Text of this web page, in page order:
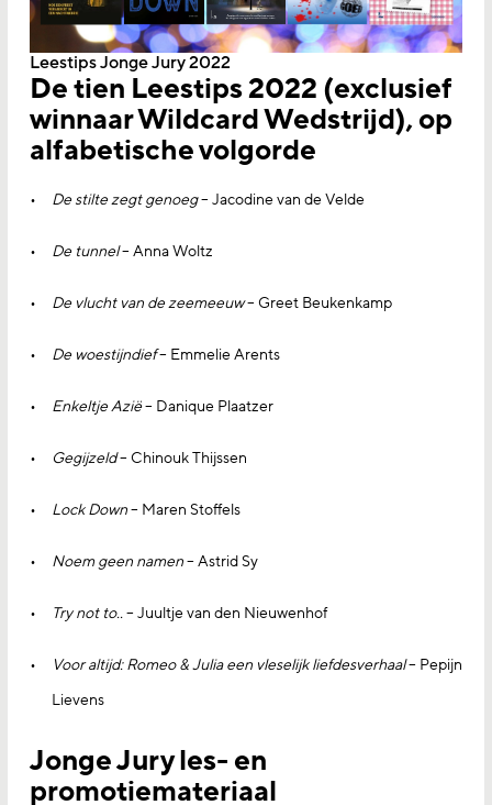
Leestips Jonge Jury 2022
De tien Leestips 2022 (exclusief
winnaar Wildcard Wedstrijd), op
alfabetische volgorde
De stilte zegt genoeg– Jacodine van de Velde
De tunnel– Anna Woltz
De vlucht van de zeemeeuw– Greet Beukenkamp
De woestijndief– Emmelie Arents
Enkeltje Azië– Danique Plaatzer
Gegijzeld– Chinouk Thijssen
Lock Down– Maren Stoffels
Noem geen namen– Astrid Sy
Try not to..– Juultje van den Nieuwenhof
Voor altijd: Romeo & Julia een vleselijk liefdesverhaal– Pepijn
Lievens
Jonge Jury les- en
promotiemateriaal